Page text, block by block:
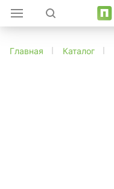
Главная Каталог